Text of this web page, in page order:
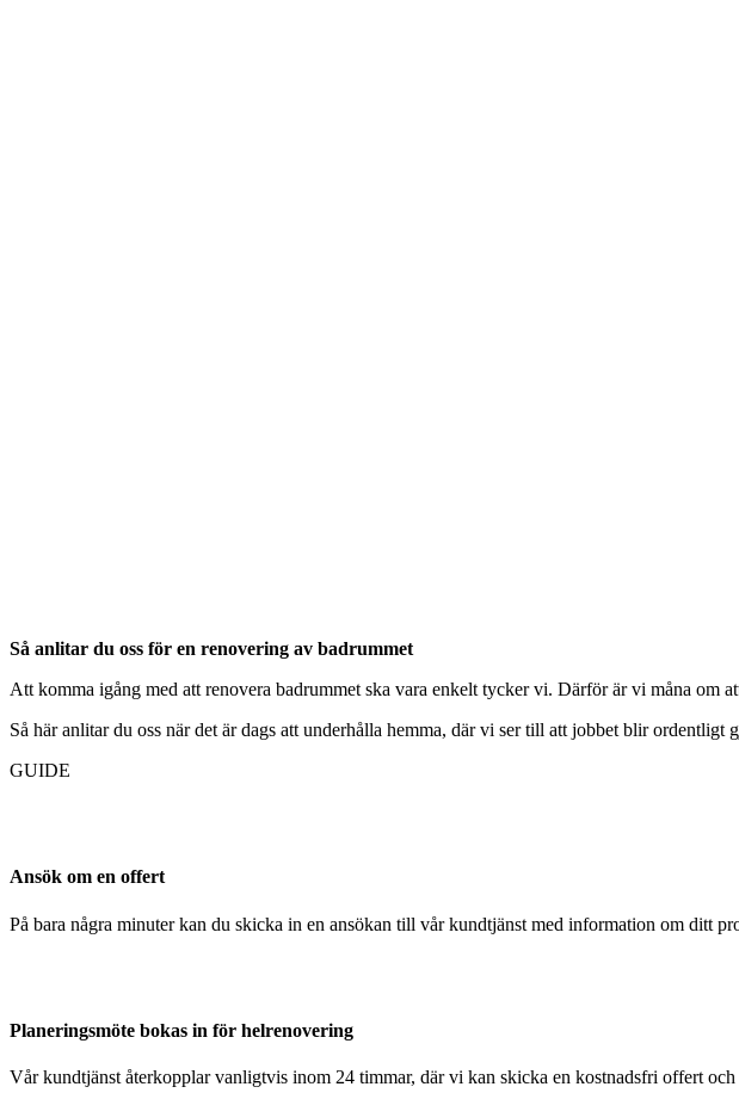
Så anlitar du oss för en renovering av badrummet
Att komma igång med att renovera badrummet ska vara enkelt tycker vi. Därför är vi måna om
Så här anlitar du oss när det är dags att underhålla hemma, där vi ser till att jobbet blir ordentligt
GUIDE
Ansök om en offert
På bara några minuter kan du skicka in en ansökan till vår kundtjänst med information om ditt
Planeringsmöte bokas in för helrenovering
Vår kundtjänst återkopplar vanligtvis inom 24 timmar, där vi kan skicka en kostnadsfri offert